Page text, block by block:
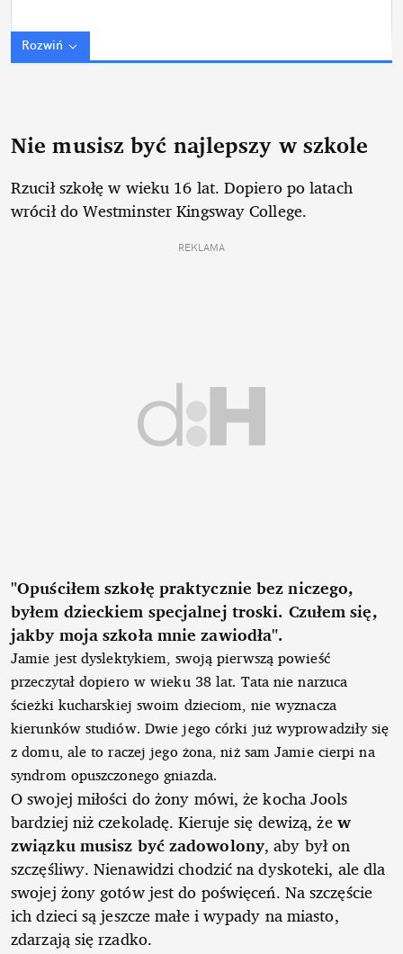
Rozwiń
Nie musisz być najlepszy w szkole
Rzucił szkołę w wieku 16 lat. Dopiero po latach
wrócił do Westminster Kingsway College.
REKLAMA
"Opuściłem szkołę praktycznie bez niczego,
byłem dzieckiem specjalnej troski. Czułem się,
jakby moja szkoła mnie zawiodła".
Jamie jest dyslektykiem, swoją pierwszą powieść
przeczytał dopiero w wieku 38 lat. Tata nie narzuca
ścieżki kucharskiej swoim dzieciom, nie wyznacza
kierunków studiów. Dwie jego córki już wyprowadziły się
z domu, ale to raczej jego żona, niż sam Jamie cierpi na
syndrom opuszczonego gniazda.
O swojej miłości do żony mówi, że kocha Jools
bardziej niż czekoladę. Kieruje się dewizą, żew
związku musisz być zadowolony, aby był on
szczęśliwy. Nienawidzi chodzić na dyskoteki, ale dla
swojej żony gotów jest do poświęceń. Na szczęście
ich dzieci są jeszcze małe i wypady na miasto,
zdarzają się rzadko.